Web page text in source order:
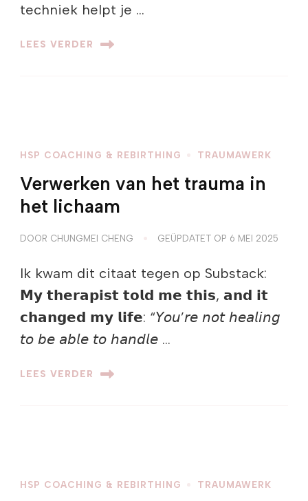
techniek helpt je …
LEES VERDER
HSP COACHING & REBIRTHING TRAUMAWERK
Verwerken van het trauma in
het lichaam
DOOR CHUNGMEI CHENG GEÜPDATET OP 6 MEI 2025
Ik kwam dit citaat tegen op Substack:
𝗠𝘆 𝘁𝗵𝗲𝗿𝗮𝗽𝗶𝘀𝘁 𝘁𝗼𝗹𝗱 𝗺𝗲 𝘁𝗵𝗶𝘀, 𝗮𝗻𝗱 𝗶𝘁
𝗰𝗵𝗮𝗻𝗴𝗲𝗱 𝗺𝘆 𝗹𝗶𝗳𝗲: “𝘠𝘰𝘶’𝘳𝘦 𝘯𝘰𝘵 𝘩𝘦𝘢𝘭𝘪𝘯𝘨
𝘵𝘰 𝘣𝘦 𝘢𝘣𝘭𝘦 𝘵𝘰 𝘩𝘢𝘯𝘥𝘭𝘦 …
LEES VERDER
HSP COACHING & REBIRTHING TRAUMAWERK